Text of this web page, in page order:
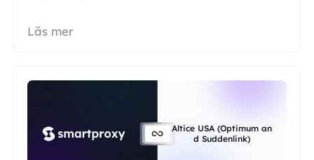
Läs mer
Altice USA (Optimum an
d Suddenlink)